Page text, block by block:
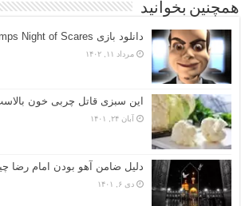
همچنین بخوانید
دانلود بازی Goosebumps Night of Scares برای موبایل
مرداد ۱۱, ۱۴۰۲
این سبزی قاتل چربی خون
آبان ۲۴, ۱۴۰۱
دلیل ضامن آهو بودن امام رضا
دی ۶, ۱۴۰۱